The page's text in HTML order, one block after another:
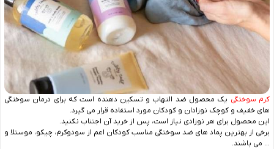
کرم سوختگی یک محصول ضد التهاب و تسکین‌ دهنده است که برای درمان سوختگی‌
های خفیف و کوچک نوزادان و کودکان مورد استفاده قرار می ‌گیرد.
این محصول برای هر نوزادی نیاز است، پس از خرید آن اجتناب نکنید.
برخی از بهترین پماد های ضد سوختگی مناسب کودکان اعم از سودوکرم، چیکو، موستلا و
… می باشند.